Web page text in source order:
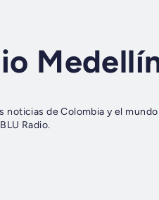
noticias de Colombia y el
Radio.